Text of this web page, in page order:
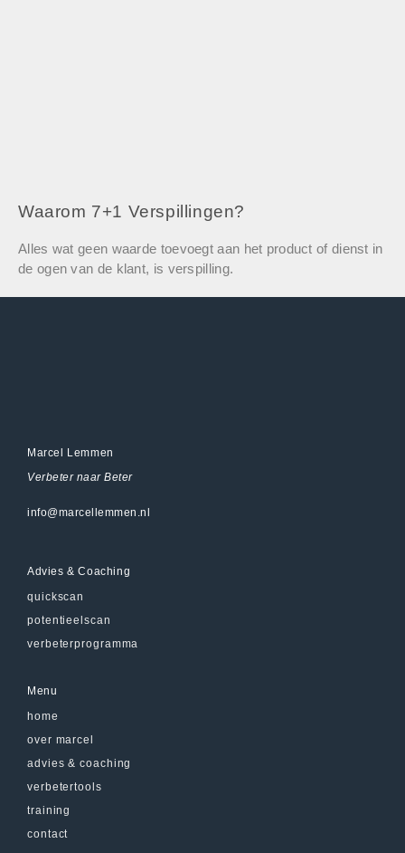
Waarom 7+1 Verspillingen?
Alles wat geen waarde toevoegt aan het product of dienst in
de ogen van de klant, is verspilling.
Menu
home
over marcel
advies & coaching
verbetertools
training
contact
Advies & Coaching
quickscan
potentieelscan
verbeterprogramma
Marcel Lemmen
Verbeter naar Beter
info@marcellemmen.nl